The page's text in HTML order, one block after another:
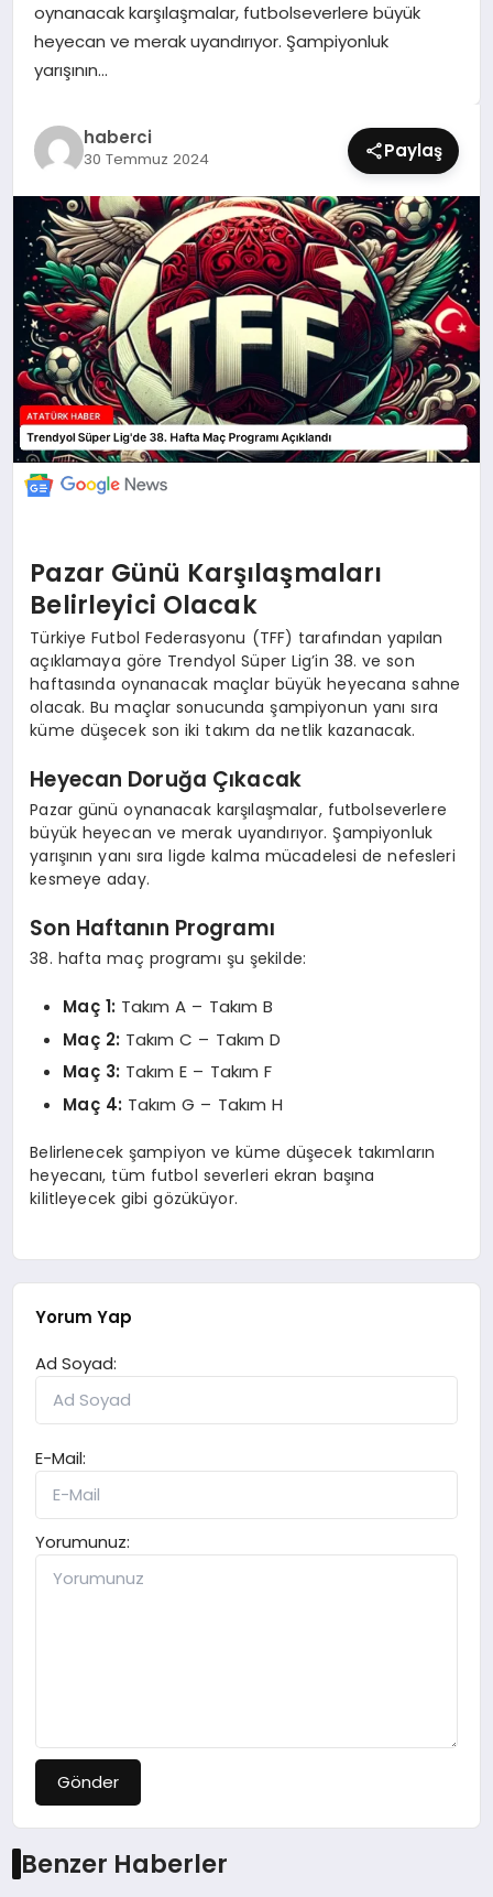
TEKNOLOJI
oynanacak karşılaşmalar, futbolseverlere büyük
heyecan ve merak uyandırıyor. Şampiyonluk
yarışının…
haberci
30 Temmuz 2024 Paylaş
Pazar Günü Karşılaşmaları
Belirleyici Olacak
Türkiye Futbol Federasyonu (TFF) tarafından yapılan
açıklamaya göre Trendyol Süper Lig’in 38. ve son
haftasında oynanacak maçlar büyük heyecana sahne
olacak. Bu maçlar sonucunda şampiyonun yanı sıra
küme düşecek son iki takım da netlik kazanacak.
Heyecan Doruğa Çıkacak
Pazar günü oynanacak karşılaşmalar, futbolseverlere
büyük heyecan ve merak uyandırıyor. Şampiyonluk
yarışının yanı sıra ligde kalma mücadelesi de nefesleri
kesmeye aday.
Son Haftanın Programı
38. hafta maç programı şu şekilde:
Maç 1: Takım A – Takım B
Maç 2: Takım C – Takım D
Maç 3: Takım E – Takım F
Maç 4: Takım G – Takım H
Belirlenecek şampiyon ve küme düşecek takımların
heyecanı, tüm futbol severleri ekran başına
kilitleyecek gibi gözüküyor.
Yorum Yap
Ad Soyad:
E-Mail:
Yorumunuz:
Gönder
Benzer Haberler